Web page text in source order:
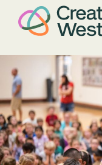
FILTRAR POR
Subvención
Compañerismo
Año